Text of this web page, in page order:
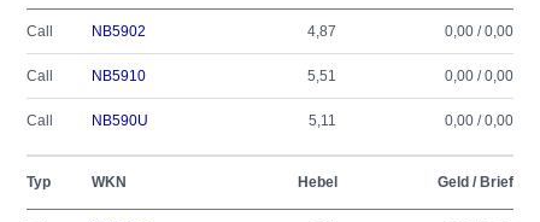
Call NB5902 4,87 0,00 / 0,00
Call NB5910 5,51 0,00 / 0,00
Call NB590U 5,11 0,00 / 0,00
Typ WKN Hebel Geld / Brief